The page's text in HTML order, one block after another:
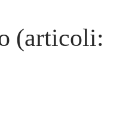
(articoli: